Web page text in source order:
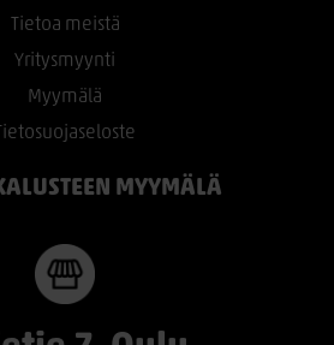
Tietoa meistä
Yritysmyynti
Myymälä
MYYMÄLÄ